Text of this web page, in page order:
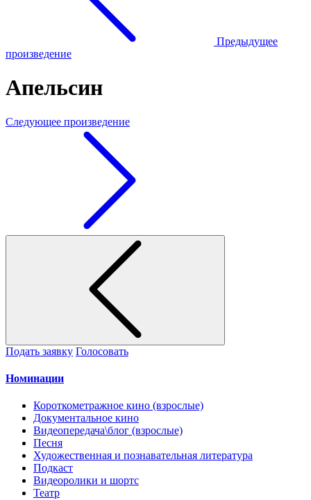
Предыдущее
произведение
Апельсин
Следующее произведение
Подать заявку Голосовать
Номинации
Короткометражное кино (взрослые)
Документальное кино
Видеопередача\блог (взрослые)
Песня
Художественная и познавательная литература
Подкаст
Видеоролики и шортс
Театр